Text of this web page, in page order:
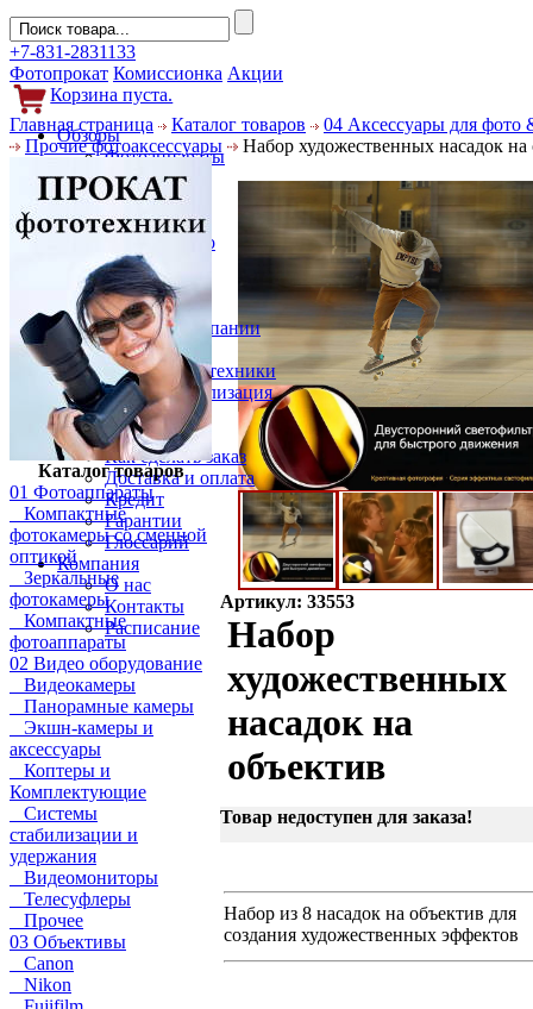
+7-831-2831133
Фотопрокат Комиссионка Акции
Корзина пуста.
Обзоры
Фотоаппараты
Объективы
Фильтры
Новости
Фото и видео
Гаджеты
Аксессуары
Слухи
Новости компании
Услуги
Прокат фототехники
Выкуп и реализация
Покупателям
Акции
Как сделать заказ
Доставка и оплата
Кредит
Гарантии
Глоссарий
Компания
О нас
Контакты
Расписание
Главная страница Каталог товаров
04 Аксессуары для фото
Прочие фотоаксессуары
Набор художественных насадок на
Каталог товаров
01 Фотоаппараты
Компактные
фотокамеры со сменной
оптикой
Зеркальные
фотокамеры
Компактные
фотоаппараты
02 Видео оборудование
Видеокамеры
Панорамные камеры
Экшн-камеры и
аксессуары
Коптеры и
Комплектующие
Системы
стабилизации и
удержания
Видеомониторы
Телесуфлеры
Прочее
03 Объективы
Canon
Nikon
Артикул: 33553
Набор
художественных
насадок на
объектив
Товар недоступен для заказа!
Набор из 8 насадок на объектив для
создания художественных эффектов